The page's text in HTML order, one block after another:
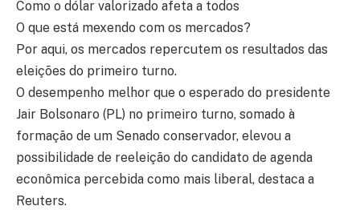
Como o dólar valorizado afeta a todos
O que está mexendo com os mercados?
Por aqui, os mercados repercutem os resultados das
eleições do primeiro turno.
O desempenho melhor que o esperado do presidente
Jair Bolsonaro (PL) no primeiro turno, somado à
formação de um Senado conservador, elevou a
possibilidade de reeleição do candidato de agenda
econômica percebida como mais liberal, destaca a
Reuters.